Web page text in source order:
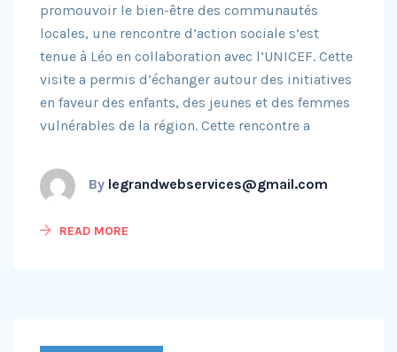
promouvoir le bien-être des communautés
locales, une rencontre d’action sociale s’est
tenue à Léo en collaboration avec l’UNICEF. Cette
visite a permis d’échanger autour des initiatives
en faveur des enfants, des jeunes et des femmes
vulnérables de la région. Cette rencontre a
By legrandwebservices@gmail.com
READ MORE